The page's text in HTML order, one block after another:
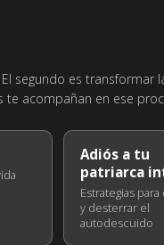
segundo es transformar
te acompañan en ese
Adiós a tu
patriarca
Estrategias
y desterrar el
autodescuido